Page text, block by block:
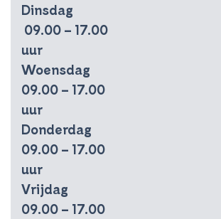
Dinsdag
09.00 – 17.00
uur
Woensdag
09.00 – 17.00
uur
Donderdag
09.00 – 17.00
uur
Vrijdag
09.00 – 17.00